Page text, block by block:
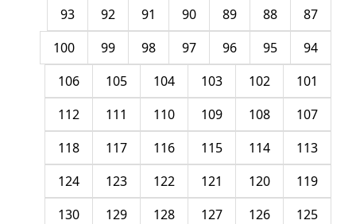
87
88
89
90
91
92
93
94
95
96
97
98
99
100
101
102
103
104
105
106
107
108
109
110
111
112
113
114
115
116
117
118
119
120
121
122
123
124
125
126
127
128
129
130